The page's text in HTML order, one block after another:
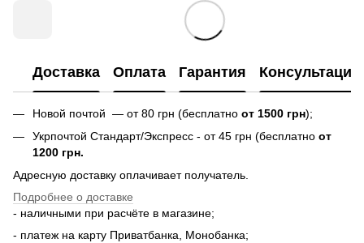
Доставка Оплата Гарантия Консультация
Новой почтой — от 80 грн (бесплатно от 1500 грн);
Укрпочтой Стандарт/Экспресс - от 45 грн (бесплатно от
1200 грн.
Адресную доставку оплачивает получатель.
Подробнее о доставке
- наличными при расчёте в магазине;
- платеж на карту Приватбанка, Монобанка;